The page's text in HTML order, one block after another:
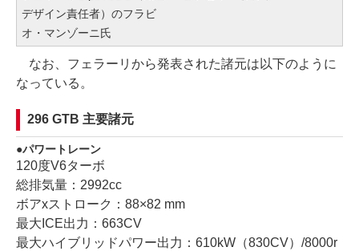
デザイン責任者）のフラビ
オ・マンゾーニ氏
なお、フェラーリから発表された諸元は以下のように
なっている。
296 GTB 主要諸元
パワートレーン
120度V6ターボ
総排気量：2992cc
ボアxストローク：88×82 mm
最大ICE出力：663CV
最大ハイブリッドパワー出力：610kW（830CV）/8000r